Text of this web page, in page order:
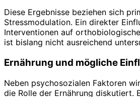
Diese Ergebnisse beziehen sich
Stressmodulation. Ein direkter
Interventionen auf
ist bislang nicht ausreichend
Ernährung und mögliche
Neben psychosozialen Faktoren
die Rolle der Ernährung diskutiert.